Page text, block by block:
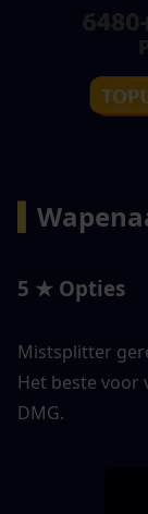
5 ★ Opties
Mistsplitter
Het beste voor
DMG.